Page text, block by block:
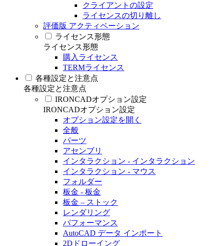
クライアントの設定
ライセンスの切り離し
評価版 アクティベーション
ライセンス形態
ライセンス形態
購入ライセンス
TERMライセンス
各種設定と注意点
各種設定と注意点
IRONCADオプション設定
IRONCADオプション設定
オプション設定を開く
全般
パーツ
アセンブリ
インタラクション - インタラクション
インタラクション - マウス
フォルダー
板金 - 板金
板金 – ストック
レンダリング
パフォーマンス
AutoCAD データ インポート
2Dドローイング